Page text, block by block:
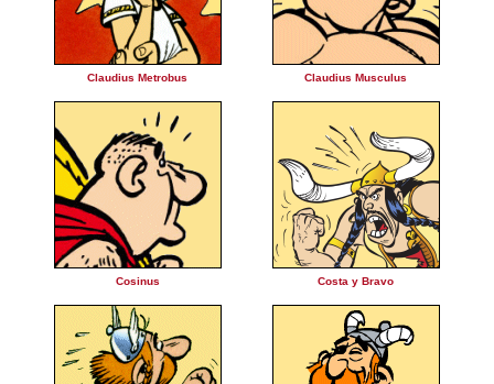
Claudius Metrobus Claudius Musculus
Cosinus Costa y Bravo